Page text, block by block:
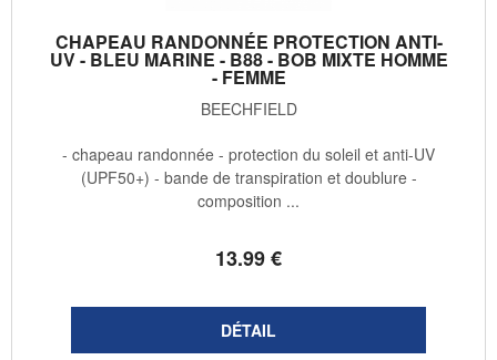
CHAPEAU RANDONNÉE PROTECTION ANTI-
UV - BLEU MARINE - B88 - BOB MIXTE HOMME
- FEMME
BEECHFIELD
13.99€
- chapeau randonnée - protection du soleil et anti-UV
(UPF50+) - bande de transpiration et doublure -
composition ...